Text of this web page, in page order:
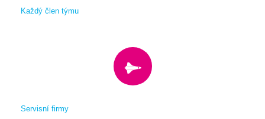
Každý člen týmu
Servisní firmy